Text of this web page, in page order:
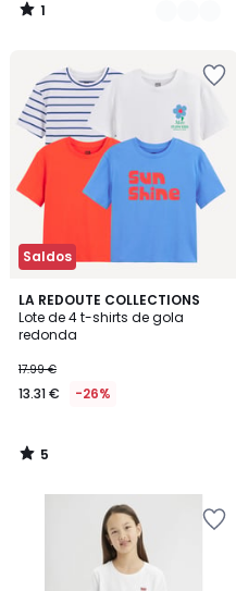
1
/
Saldos
LA REDOUTE COLLECTIONS
Lote de 4 t-shirts de gola
redonda
17.99 €
13.31 € -26%
5
/
5
5
/